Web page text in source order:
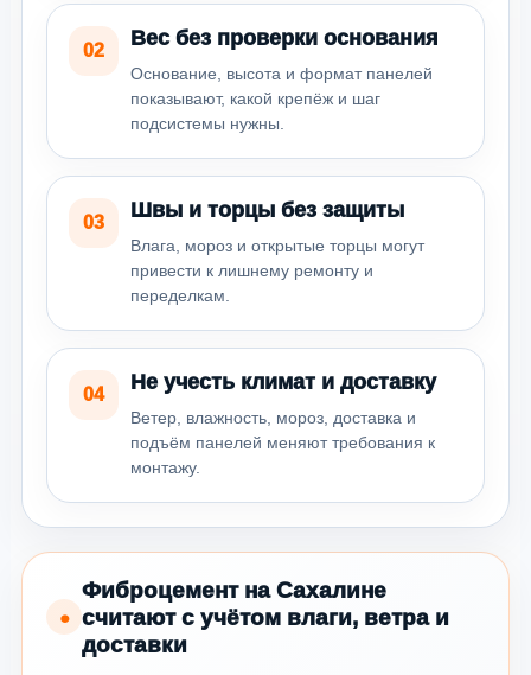
02
Вес без проверки основания
Основание, высота и формат панелей
показывают, какой крепёж и шаг
подсистемы нужны.
03
Швы и торцы без защиты
Влага, мороз и открытые торцы могут
привести к лишнему ремонту и
переделкам.
04
Не учесть климат и доставку
Ветер, влажность, мороз, доставка и
подъём панелей меняют требования к
монтажу.
●
Фиброцемент на Сахалине
считают с учётом влаги, ветра и
доставки